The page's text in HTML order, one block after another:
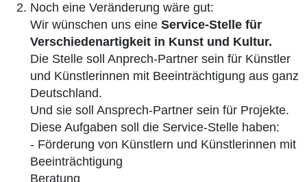
Noch eine Veränderung wäre gut:
Wir wünschen uns eine Service-Stelle für
Verschiedenartigkeit in Kunst und Kultur.
Die Stelle soll Anprech-Partner sein für Künstler
und Künstlerinnen mit Beeinträchtigung aus ganz
Deutschland.
Und sie soll Ansprech-Partner sein für Projekte.
Diese Aufgaben soll die Service-Stelle haben:
- Förderung von Künstlern und Künstlerinnen mit
Beeinträchtigung
Beratung